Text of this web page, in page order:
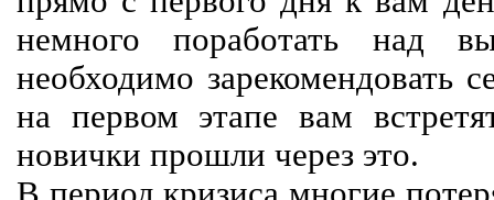
немного поработать над
необходимо зарекомендовать
на первом этапе вам
новички прошли через это.